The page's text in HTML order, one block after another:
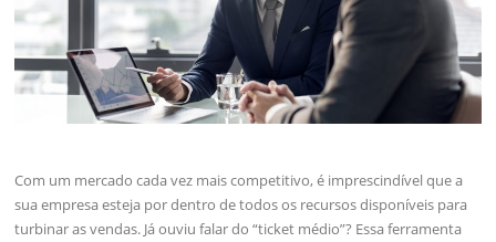
Com um mercado cada vez mais competitivo, é imprescindível que a
sua empresa esteja por dentro de todos os recursos disponíveis para
turbinar as vendas. Já ouviu falar do “ticket médio”? Essa ferramenta